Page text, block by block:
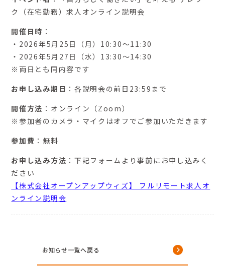
ク（在宅勤務）求人オンライン説明会
開催日時 ：
・2026年5月25日（月）10:30～11:30
・2026年5月27日（水）13:30～14:30
※両日とも同内容です
お申し込み期日 ：各説明会の前日23:59まで
開催方法 ：オンライン（Zoom）
※参加者のカメラ・マイクはオフでご参加いただきます
参加費 ：無料
お申し込み方法 ：下記フォームより事前にお申し込みく
ださい
【株式会社オープンアップウィズ】 フルリモート求人オ
ンライン説明会
お知らせ一覧へ戻る